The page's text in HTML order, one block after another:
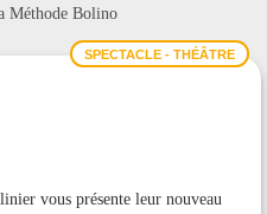
Méthode Bolino
SPECTACLE - THÉÂTRE
vous présente leur nouveau